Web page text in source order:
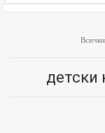
детски